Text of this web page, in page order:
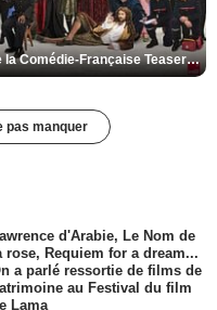
De la Comédie-Française Teaser VF
pas manquer
d'Arabie, Le Nom de
rose, Requiem for a dream...
a parlé ressortie de films de
au Festival du film
Lama